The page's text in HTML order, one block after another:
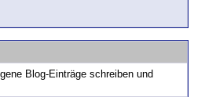
Blog-Einträge schreiben und